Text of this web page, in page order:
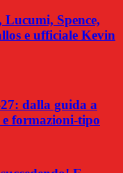
Spence,
e ufficiale Kevin
dalla guida a
formazioni-tipo